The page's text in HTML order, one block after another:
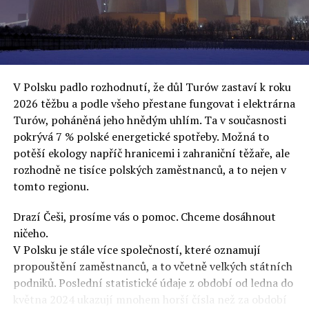
oslovuje své voliče, bublinu šílenců, kteří mu všechno
uvěří a nebudou se ptát na podrobnosti,“ řekl Rafał
Ziemkiewicz, redaktor týdeníku Do Rzeczy a ironicky
dodal: „Když se nynějšímu vedení státního hřebčince
podařilo prodat na aukci 10 plemenných koní za 600
000 euro, bylo to provládními médii oslavované jako
velký úspěch. Za vlády PiS se 14 koní prodalo za 2,5
milionu euro, což bylo stejnou mediální partou
komentováno jako konec polského chovu koní. Ve vidění
kontrolorů činnosti PiS ale určitě šlo při prodeji koní o
praní peněz či jinou nelegální činnost.“
Tuskova čísla jsou ale ujetá i jinde, pokračoval
Ziemkiewicz. „Ve vládní aféře PiS kolem vydávání víz
Tusk tvrdil, že za vlády dnešní opozice se nelegálně
prodalo 600 000 víz do Polska. Byla na to dokonce
vytvořena parlamentní vyšetřovací komise, která přišla
ale pouze na to, že 220 víz do Polska bylo
prostřednictvím úplatků uspíšeno, tedy že víza byla
V Polsku padlo rozhodnutí, že důl Turów zastaví k roku
2026 těžbu a podle všeho přestane fungovat i elektrárna
Turów, poháněná jeho hnědým uhlím. Ta v současnosti
pokrývá 7 % polské energetické spotřeby. Možná to
potěší ekology napříč hranicemi i zahraniční těžaře, ale
rozhodně ne tisíce polských zaměstnanců, a to nejen v
tomto regionu.
Drazí Češi, prosíme vás o pomoc. Chceme dosáhnout
ničeho.
V Polsku je stále více společností, které oznamují
propouštění zaměstnanců, a to včetně velkých státních
podniků. Poslední statistické údaje z období od ledna do
května 2024 ukazují mnohem horší čísla než za období